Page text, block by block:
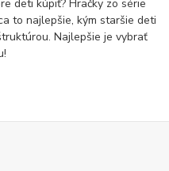
deti kúpiť? Hračky zo série
to najlepšie, kým staršie deti
Najlepšie je vybrať